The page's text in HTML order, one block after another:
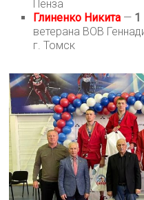
Пенза
Глиненко Никита — 1
ветерана ВОВ
г. Томск